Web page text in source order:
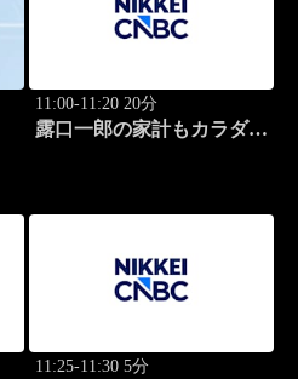
11:00-11:20 20分
露口一郎の家計もカラダも
11:25-11:30 5分